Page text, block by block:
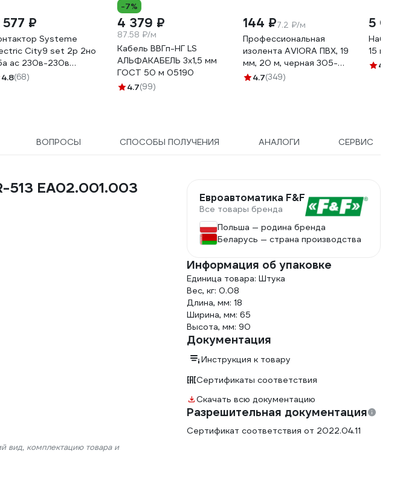
577 ₽
Systeme
City9 set 2p 2но
ac 230в-230в
4.8(68)
-7%
4 379 ₽
87.58 ₽/м
Кабель ВВГп-НГ LS
АЛЬФАКАБЕЛЬ 3х1,5 мм
ГОСТ 50 м 05190
4.7(99)
144 ₽7.2 ₽/м
Профессиональная
изолента AVIORA ПВХ, 19
мм, 20 м, черная 305-
030
4.7(349)
5
Набор
15
4.4
ВОПРОСЫ СПОСОБЫ ПОЛУЧЕНИЯ АНАЛОГИ СЕРВИС
513 EA02.001.003
вид, комплектацию товара и
Евроавтоматика F&F
Все товары бренда
Польша — родина бренда
Беларусь — страна производства
Информация об упаковке
Единица товара: Штука
Вес, кг: 0.08
Длина, мм: 18
Ширина, мм: 65
Высота, мм: 90
Документация
Инструкция к товару
Сертификаты соответствия
Скачать всю документацию
Разрешительная документация
Сертификат соответствия от 2022.04.11